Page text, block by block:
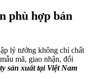
phù hợp bán
lý tưởng không chỉ chất
mã, giao nhận, đổi
sản xuất tại Việt Nam